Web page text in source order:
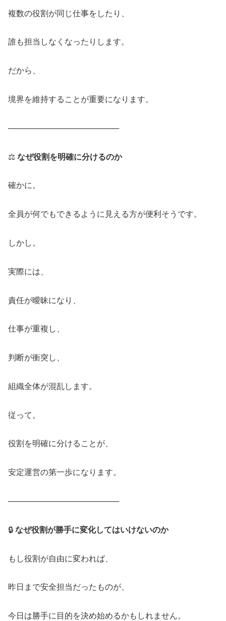
複数の役割が同じ仕事をしたり、
誰も担当しなくなったりします。
だから、
境界を維持することが重要になります。
────────────────────
⚖️ なぜ役割を明確に分けるのか
確かに。
全員が何でもできるように見える方が便利そうです。
しかし。
実際には、
責任が曖昧になり、
仕事が重複し、
判断が衝突し、
組織全体が混乱します。
従って。
役割を明確に分けることが、
安定運営の第一歩になります。
────────────────────
🔒 なぜ役割が勝手に変化してはいけないのか
もし役割が自由に変われば、
昨日まで安全担当だったものが、
今日は勝手に目的を決め始めるかもしれません。